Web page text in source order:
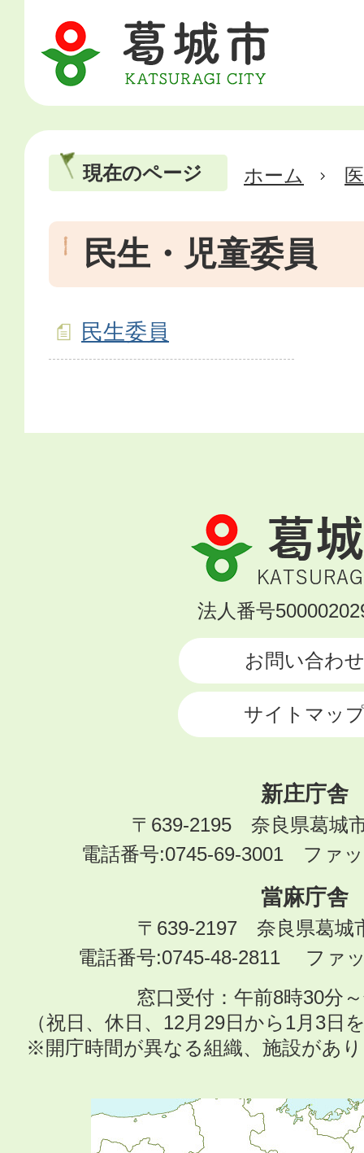
現在のページ ホーム
民生・児童委員
民生委員
葛
城
市
KATSURAGI
法人番号
お問い合わせ
サイトマッ
新庄庁舎
〒639-2195 奈良県葛城
電話番号:0745-69-3001 ファ
當麻庁舎
〒639-2197 奈良県葛城
電話番号:0745-48-2811 ファ
窓口受付：午前8時30分
（祝日、休日、12月29日から1月3日
※開庁時間が異なる組織、施設があ